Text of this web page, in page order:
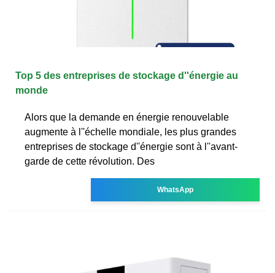
Top 5 des entreprises de stockage d''énergie au
monde
Alors que la demande en énergie renouvelable
augmente à l''échelle mondiale, les plus grandes
entreprises de stockage d''énergie sont à l''avant-
garde de cette révolution. Des
WhatsApp